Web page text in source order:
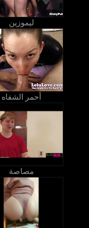
ليموزين
أحمر الشفاه
مصاصة